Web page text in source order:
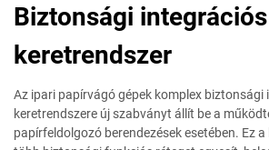
Biztonsági integrációs
keretrendszer
Az ipari papírvágó gépek komplex biztonsági
keretrendszere új szabványt állít be a
papírfeldolgozó berendezések esetében. Ez